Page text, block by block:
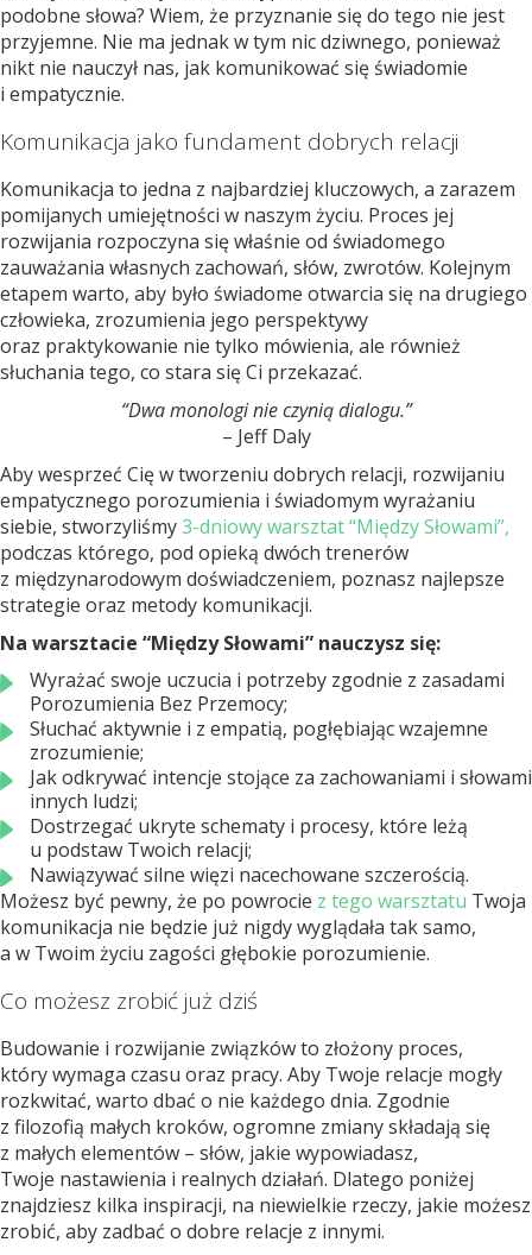
podobne słowa? Wiem, że przyznanie się do tego nie jest
przyjemne. Nie ma jednak w tym nic dziwnego, ponieważ
nikt nie nauczył nas, jak komunikować się świadomie
i empatycznie.
Komunikacja jako fundament dobrych relacji
Komunikacja to jedna z najbardziej kluczowych, a zarazem
pomijanych umiejętności w naszym życiu. Proces jej
rozwijania rozpoczyna się właśnie od świadomego
zauważania własnych zachowań, słów, zwrotów. Kolejnym
etapem warto, aby było świadome otwarcia się na drugiego
człowieka, zrozumienia jego perspektywy
oraz praktykowanie nie tylko mówienia, ale również
słuchania tego, co stara się Ci przekazać.
“Dwa monologi nie czynią dialogu.”
– Jeff Daly
Aby wesprzeć Cię w tworzeniu dobrych relacji, rozwijaniu
empatycznego porozumienia i świadomym wyrażaniu
siebie, stworzyliśmy3-dniowy warsztat “Między Słowami”,
podczas którego, pod opieką dwóch trenerów
z międzynarodowym doświadczeniem, poznasz najlepsze
strategie oraz metody komunikacji.
Na warsztacie “Między Słowami” nauczysz się:
Wyrażać swoje uczucia i potrzeby zgodnie z zasadami
Porozumienia Bez Przemocy;
Słuchać aktywnie i z empatią, pogłębiając wzajemne
zrozumienie;
Jak odkrywać intencje stojące za zachowaniami i słowami
innych ludzi;
Dostrzegać ukryte schematy i procesy, które leżą
u podstaw Twoich relacji;
Nawiązywać silne więzi nacechowane szczerością.
Możesz być pewny, że po powrocie z tego warsztatu Twoja
komunikacja nie będzie już nigdy wyglądała tak samo,
a w Twoim życiu zagości głębokie porozumienie.
Co możesz zrobić już dziś
Budowanie i rozwijanie związków to złożony proces,
który wymaga czasu oraz pracy. Aby Twoje relacje mogły
rozkwitać, warto dbać o nie każdego dnia. Zgodnie
z filozofią małych kroków, ogromne zmiany składają się
z małych elementów – słów, jakie wypowiadasz,
Twoje nastawienia i realnych działań. Dlatego poniżej
znajdziesz kilka inspiracji, na niewielkie rzeczy, jakie możesz
zrobić, aby zadbać o dobre relacje z innymi.